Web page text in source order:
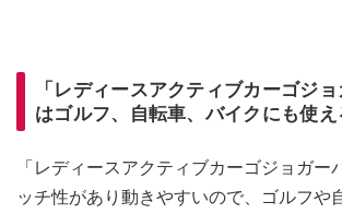
「レディースアクティブカーゴジョ
はゴルフ、自転車、バイクにも使え
「レディースアクティブカーゴジョガー
ッチ性があり動きやすいので、ゴルフや